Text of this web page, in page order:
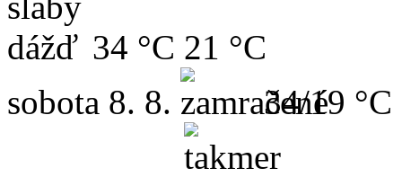
34 °C 21 °C
sobota 8. 8. 34/19 °C